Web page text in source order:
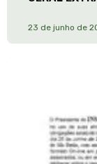
23 de junho de